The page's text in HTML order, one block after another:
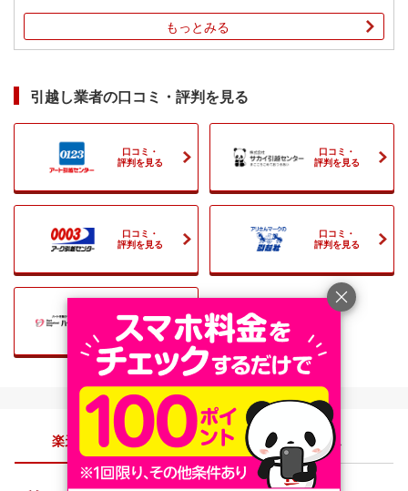
もっとみる
引越し業者の口コミ・評判 を見る
口コミ・
評判を見る
口コミ・
評判を見る
口コミ・
評判を見る
口コミ・
評判を見る
口コミ・
評判を見る
楽天市場のジャンル 特集・サービス